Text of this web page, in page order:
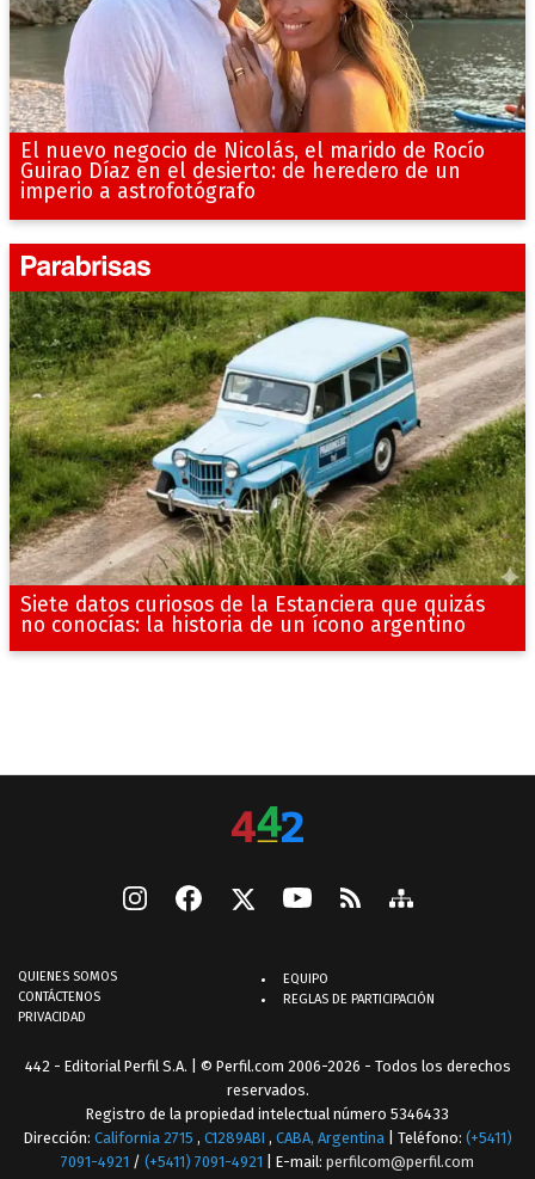
El nuevo negocio de Nicolás, el marido de Rocío
Guirao Díaz en el desierto: de heredero de un
imperio a astrofotógrafo
Siete datos curiosos de la Estanciera que quizás
no conocías: la historia de un ícono argentino
QUIENES SOMOS
CONTÁCTENOS
PRIVACIDAD
EQUIPO
REGLAS DE PARTICIPACIÓN
442 - Editorial Perfil S.A. | © Perfil.com 2006-2026 - Todos los derechos
reservados.
Registro de la propiedad intelectual número 5346433
Dirección: California 2715 , C1289ABI , CABA, Argentina | Teléfono: (+5411)
7091-4921 / (+5411) 7091-4921 | E-mail: perfilcom@perfil.com